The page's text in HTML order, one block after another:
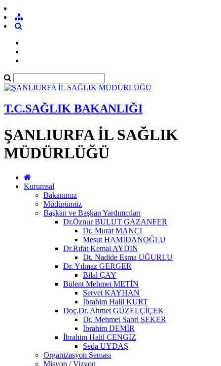
T.C.SAĞLIK BAKANLIĞI
ŞANLIURFA İL SAĞLIK
MÜDÜRLÜĞÜ
Kurumsal
Bakanımız
Müdürümüz
Başkan ve Başkan Yardımcıları
Dr.Öznur BULUT GAZANFER
Dr. Murat MANCI
Mesut HAMİDANOĞLU
Dr.Rıfat Kemal AYDIN
Dt. Nadide Esma UĞURLU
Dr. Yılmaz GERGER
Bilal ÇAY
Bülent Mehmet METİN
Servet KAYHAN
İbrahim Halil KURT
Doç.Dr. Ahmet GÜZELÇİÇEK
Dr. Mehmet Sabri ŞEKER
İbrahim DEMİR
İbrahim Halil CENGİZ
Seda UYDAŞ
Organizasyon Şeması
Misyon / Vizyon